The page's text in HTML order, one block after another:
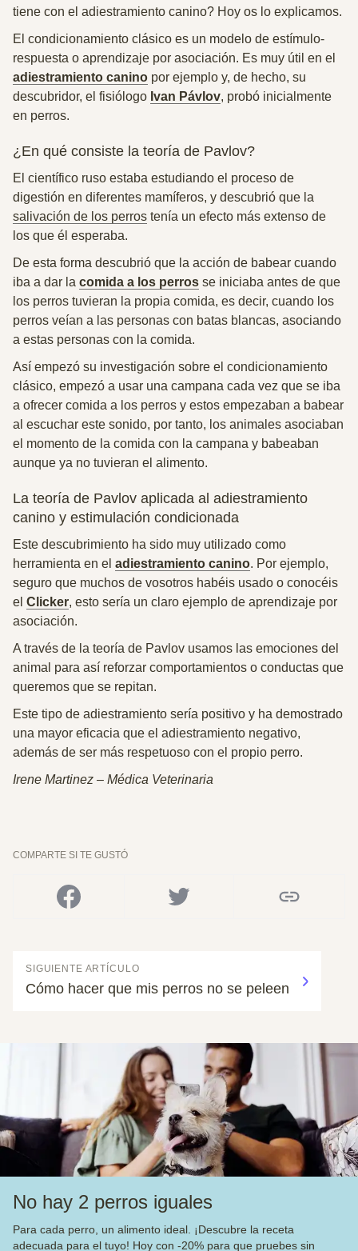
tiene con el adiestramiento canino? Hoy os lo explicamos.
El condicionamiento clásico es un modelo de estímulo-
respuesta o aprendizaje por asociación. Es muy útil en el
adiestramiento canino por ejemplo y, de hecho, su
descubridor, el fisiólogo Ivan Pávlov, probó inicialmente
en perros.
¿En qué consiste la teoría de Pavlov?
El científico ruso estaba estudiando el proceso de
digestión en diferentes mamíferos, y descubrió que la
salivación de los perros tenía un efecto más extenso de
los que él esperaba.
De esta forma descubrió que la acción de babear cuando
iba a dar la comida a los perros se iniciaba antes de que
los perros tuvieran la propia comida, es decir, cuando los
perros veían a las personas con batas blancas, asociando
a estas personas con la comida.
Así empezó su investigación sobre el condicionamiento
clásico, empezó a usar una campana cada vez que se iba
a ofrecer comida a los perros y estos empezaban a babear
al escuchar este sonido, por tanto, los animales asociaban
el momento de la comida con la campana y babeaban
aunque ya no tuvieran el alimento.
La teoría de Pavlov aplicada al adiestramiento
canino y estimulación condicionada
Este descubrimiento ha sido muy utilizado como
herramienta en el adiestramiento canino. Por ejemplo,
seguro que muchos de vosotros habéis usado o conocéis
el Clicker, esto sería un claro ejemplo de aprendizaje por
asociación.
A través de la teoría de Pavlov usamos las emociones del
animal para así reforzar comportamientos o conductas que
queremos que se repitan.
Este tipo de adiestramiento sería positivo y ha demostrado
una mayor eficacia que el adiestramiento negativo,
además de ser más respetuoso con el propio perro.
Irene Martinez – Médica Veterinaria
COMPARTE SI TE GUSTÓ
SIGUIENTE ARTÍCULO
Cómo hacer que mis perros no se peleen
No hay 2 perros iguales
Para cada perro, un alimento ideal. ¡Descubre la receta
adecuada para el tuyo! Hoy con -20% para que pruebes sin